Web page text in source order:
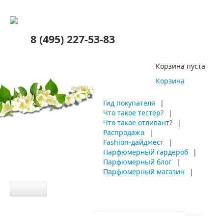
8 (495) 227-53-83
Корзина пуста
Корзина
Гид покупателя
|
Что такое тестер?
|
Что такое отливант?
|
Распродажа
|
Fashion-дайджест
|
Парфюмерный гардероб
|
Парфюмерный блог
|
Парфюмерный магазин
|